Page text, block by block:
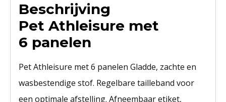
Beschrijving
Pet Athleisure met
6 panelen
Pet Athleisure met 6 panelen Gladde, zachte en
wasbestendige stof. Regelbare tailleband voor
een optimale afstelling. Afneembaar etiket,